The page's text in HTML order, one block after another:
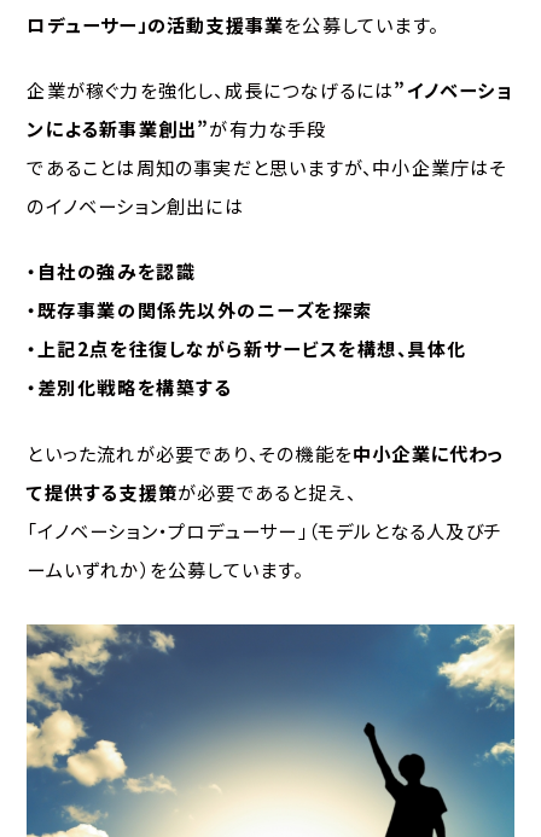
ロデューサー」の活動支援事業を公募しています。
企業が稼ぐ力を強化し、成長につなげるには”イノベーショ
ンによる新事業創出”が有力な手段
であることは周知の事実だと思いますが、中小企業庁はそ
のイノベーション創出には
・自社の強みを認識
・既存事業の関係先以外のニーズを探索
・上記2点を往復しながら新サービスを構想、具体化
・差別化戦略を構築する
といった流れが必要であり、その機能を中小企業に代わっ
て提供する支援策が必要であると捉え、
「イノベーション・プロデューサー」（モデルとなる人及びチ
ームいずれか）を公募しています。